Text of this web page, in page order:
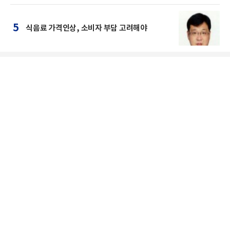
5 식음료 가격인상, 소비자 부담 고려해야